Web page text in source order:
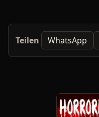
Teilen WhatsApp